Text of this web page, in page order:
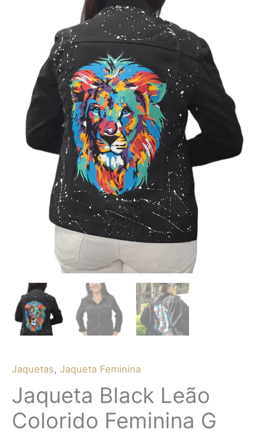
Jaquetas, Jaqueta Feminina
Jaqueta Black Leão
Colorido Feminina G